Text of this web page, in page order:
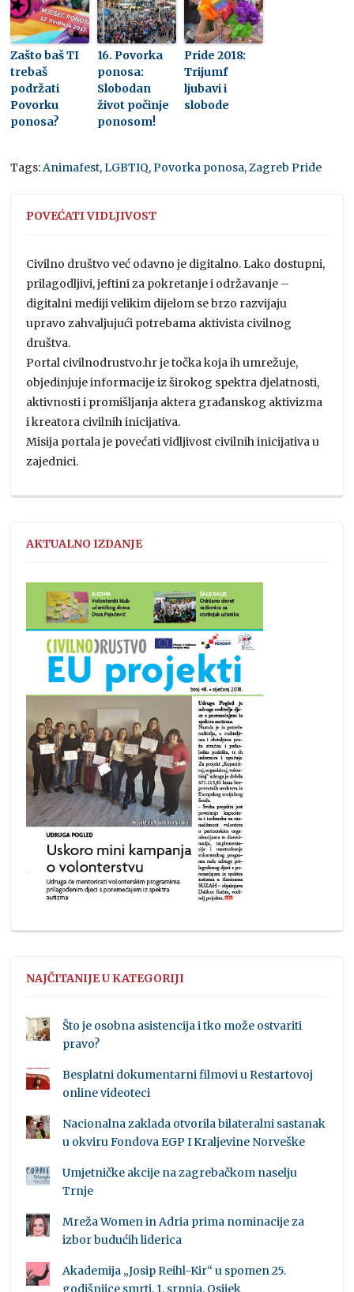
Zašto baš TI
trebaš
podržati
Povorku
ponosa?
16. Povorka
ponosa:
Slobodan
život počinje
ponosom!
Pride 2018:
Trijumf
ljubavi i
slobode
Tags:Animafest,LGBTIQ,Povorka ponosa,Zagreb Pride
POVEĆATI VIDLJIVOST
Civilno društvo već odavno je digitalno. Lako dostupni,
prilagodljivi, jeftini za pokretanje i održavanje –
digitalni mediji velikim dijelom se brzo razvijaju
upravo zahvaljujući potrebama aktivista civilnog
društva.
Portal civilnodrustvo.hr je točka koja ih umrežuje,
objedinjuje informacije iz širokog spektra djelatnosti,
aktivnosti i promišljanja aktera građanskog aktivizma
i kreatora civilnih inicijativa.
Misija portala je povećati vidljivost civilnih inicijativa u
zajednici.
AKTUALNO IZDANJE
NAJČITANIJE U KATEGORIJI
Što je osobna asistencija i tko može ostvariti
pravo?
Besplatni dokumentarni filmovi u Restartovoj
online videoteci
Nacionalna zaklada otvorila bilateralni sastanak
u okviru Fondova EGP I Kraljevine Norveške
Umjetničke akcije na zagrebačkom naselju
Trnje
Mreža Women in Adria prima nominacije za
izbor budućih liderica
Akademija „Josip Reihl-Kir“ u spomen 25.
godišnjice smrti, 1. srpnja, Osijek